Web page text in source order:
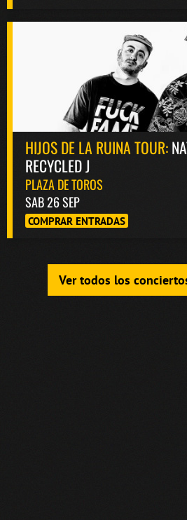
HIJOS DE LA RUINA TOUR:
RECYCLED J
PLAZA DE TOROS
SAB 26 SEP
COMPRAR ENTRADAS
Ver todos los